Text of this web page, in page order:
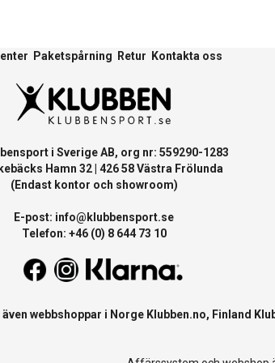
Paketspårning Retur Kontakta oss
i Sverige AB, org nr: 559290-1283
Hamn 32 | 426 58 Västra Frölunda
(Endast kontor och showroom)
E-post: info@klubbensport.se
Telefon: +46 (0) 8 644 73 10
även webbshoppar i Norge Klubben.no, Finland